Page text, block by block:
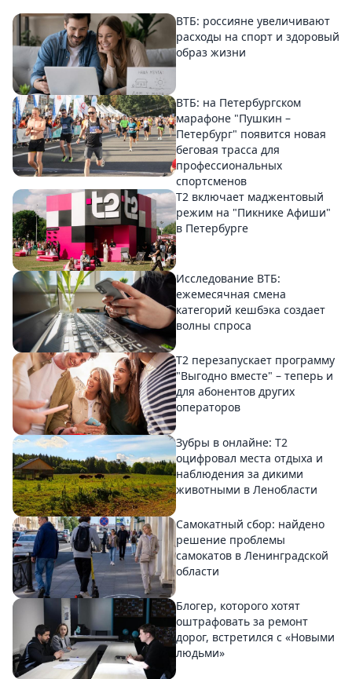
ВТБ: россияне увеличивают
расходы на спорт и здоровый
образ жизни
ВТБ: на Петербургском
марафоне "Пушкин –
Петербург" появится новая
беговая трасса для
профессиональных
спортсменов
Т2 включает маджентовый
режим на "Пикнике Афиши"
в Петербурге
Исследование ВТБ:
ежемесячная смена
категорий кешбэка создает
волны спроса
Т2 перезапускает программу
"Выгодно вместе" – теперь и
для абонентов других
операторов
Зубры в онлайне: Т2
оцифровал места отдыха и
наблюдения за дикими
животными в Ленобласти
Самокатный сбор: найдено
решение проблемы
самокатов в Ленинградской
области
Блогер, которого хотят
оштрафовать за ремонт
дорог, встретился с «Новыми
людьми»